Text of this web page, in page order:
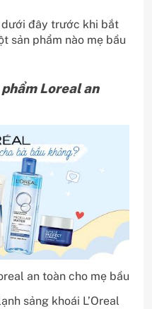
dưới đây trước khi bắt
sản phẩm nào mẹ bầu
phẩm Loreal an
an toàn cho mẹ bầu
sảng khoái L’Oreal